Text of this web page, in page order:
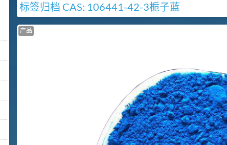
标签归档 CAS: 106441-42-3栀子蓝
产品